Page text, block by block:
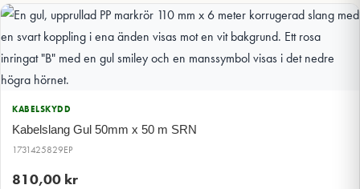
KABELSKYDD
Kabelslang Gul 50mm x 50 m SRN
1731425829EP
810,00 kr